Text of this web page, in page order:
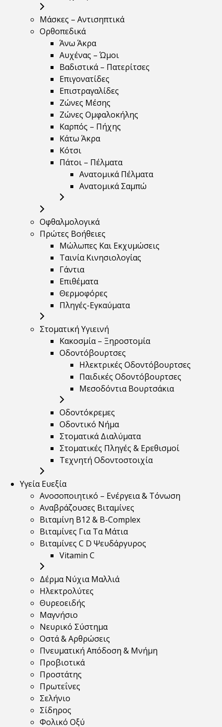
Μάσκες – Αντισηπτικά
Ορθοπεδικά
Άνω Άκρα
Αυχένας – Ώμοι
Βαδιστικά – Πατερίτσες
Επιγονατίδες
Επιστραγαλίδες
Ζώνες Μέσης
Ζώνες Ομφαλοκήλης
Καρπός – Πήχης
Κάτω Άκρα
Κότσι
Πάτοι – Πέλματα
Ανατομικά Πέλματα
Ανατομικά Σαμπώ
Οφθαλμολογικά
Πρώτες Βοήθειες
Μώλωπες Και Εκχυμώσεις
Ταινία Κινησιολογίας
Γάντια
Επιθέματα
Θερμοφόρες
Πληγές-Εγκαύματα
Στοματική Υγιεινή
Κακοσμία – Ξηροστομία
Οδοντόβουρτσες
Ηλεκτρικές Οδοντόβουρτσες
Παιδικές Οδοντόβουρτσες
Μεσοδόντια Βουρτσάκια
Οδοντόκρεμες
Οδοντικό Νήμα
Στοματικά Διαλύματα
Στοματικές Πληγές & Ερεθισμοί
Τεχνητή Οδοντοστοιχία
Υγεία Ευεξία
Ανοσοποιητικό – Ενέργεια & Τόνωση
Αναβράζουσες Βιταμίνες
Βιταμίνη B12 & Β-Complex
Βιταμίνες Για Τα Μάτια
Βιταμίνες C D Ψευδάργυρος
Vitamin C
Δέρμα Νύχια Μαλλιά
Ηλεκτρολύτες
Θυρεοειδής
Μαγνήσιο
Νευρικό Σύστημα
Οστά & Αρθρώσεις
Πνευματική Απόδοση & Μνήμη
Προβιοτικά
Προστάτης
Πρωτεΐνες
Σελήνιο
Σίδηρος
Φολικό Οξύ